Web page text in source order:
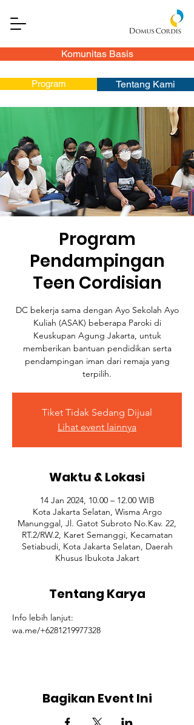
Komunitas Basis
Program Tentang Kami
Program
Pendampingan
Teen Cordisian
DC bekerja sama dengan Ayo Sekolah Ayo
Kuliah (ASAK) beberapa Paroki di
Keuskupan Agung Jakarta, untuk
memberikan bantuan pendidikan serta
pendampingan iman dari remaja yang
terpilih.
Tiket Tidak Sedang Dijual
Lihat event lainnya
Waktu & Lokasi
14 Jan 2024, 10.00 – 12.00 WIB
Kota Jakarta Selatan, Wisma Argo
Manunggal, Jl. Gatot Subroto No.Kav. 22,
RT.2/RW.2, Karet Semanggi, Kecamatan
Setiabudi, Kota Jakarta Selatan, Daerah
Khusus Ibukota Jakart
Tentang Karya
Info lebih lanjut:
wa.me/+6281219977328
Bagikan Event Ini